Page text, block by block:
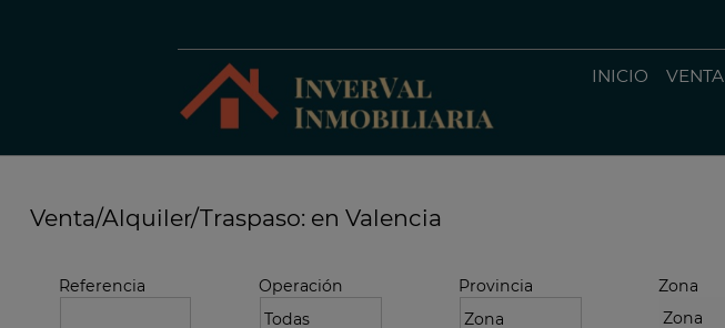
INICIO VENTA
Venta/Alquiler/Traspaso: en Valencia
Referencia Operación Provincia Zona